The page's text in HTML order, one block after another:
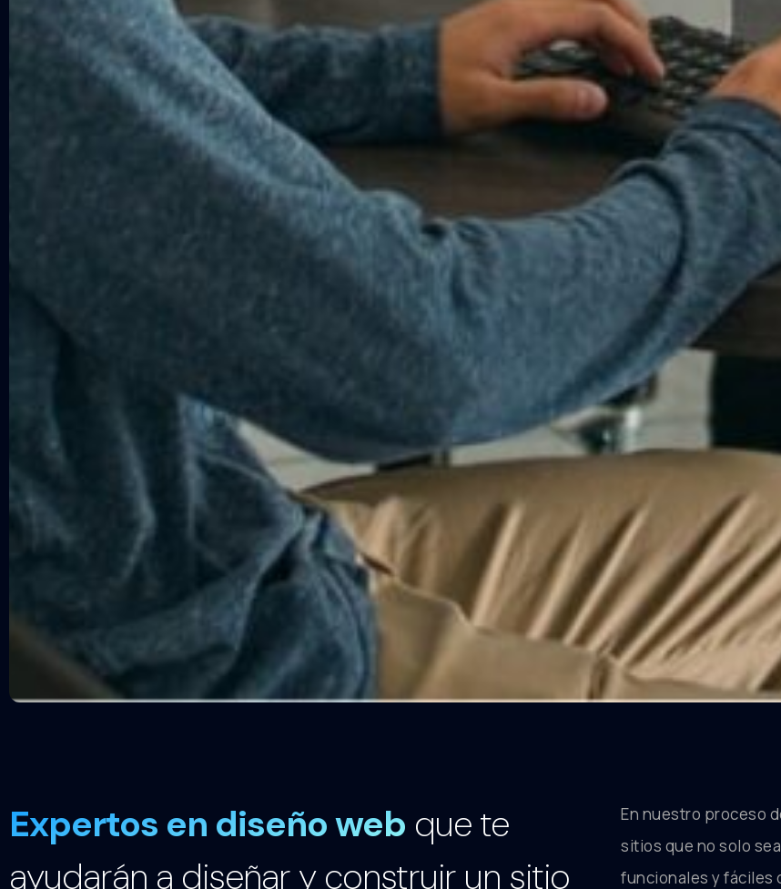
Expertos en diseño web que te
ayudarán a diseñar y construir un sitio
En nuestro proceso
sitios que no solo
funcionales y fáciles